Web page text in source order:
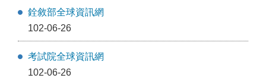
銓敘部全球資訊網
102-06-26
考試院全球資訊網
102-06-26